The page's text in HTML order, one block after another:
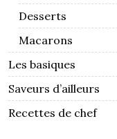
Desserts
Macarons
Les basiques
Saveurs d’ailleurs
Recettes de chef